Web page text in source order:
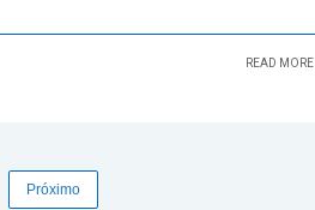
READ MORE
Próximo